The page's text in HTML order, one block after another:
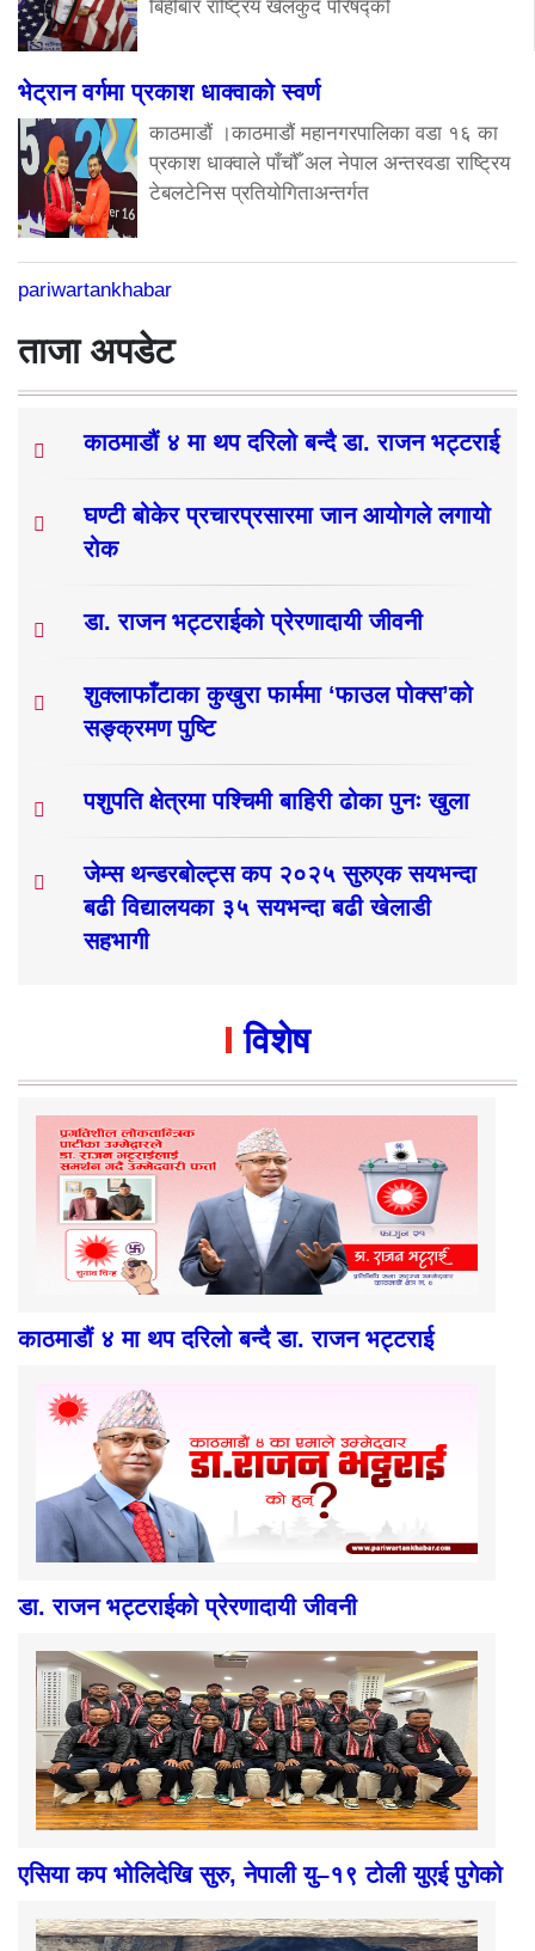
बिहीबार राष्ट्रिय खेलकुद परिषद्को
भेट्रान वर्गमा प्रकाश धाक्वाको स्वर्ण
काठमाडौं ।काठमाडौं महानगरपालिका वडा १६ का
प्रकाश धाक्वाले पाँचौँ अल नेपाल अन्तरवडा राष्ट्रिय
टेबलटेनिस प्रतियोगिताअन्तर्गत
pariwartankhabar
ताजा अपडेट
काठमाडौं ४ मा थप दरिलो बन्दै डा. राजन भट्टराई
घण्टी बोकेर प्रचारप्रसारमा जान आयोगले लगायो
रोक
डा. राजन भट्टराईको प्रेरणादायी जीवनी
शुक्लाफाँटाका कुखुरा फार्ममा ‘फाउल पोक्स’को
सङ्क्रमण पुष्टि
पशुपति क्षेत्रमा पश्चिमी बाहिरी ढोका पुनः खुला
जेम्स थन्डरबोल्ट्स कप २०२५ सुरुएक सयभन्दा
बढी विद्यालयका ३५ सयभन्दा बढी खेलाडी
सहभागी
विशेष
काठमाडौं ४ मा थप दरिलो बन्दै डा. राजन भट्टराई
डा. राजन भट्टराईको प्रेरणादायी जीवनी
एसिया कप भोलिदेखि सुरु, नेपाली यु–१९ टोली युएई पुगेको